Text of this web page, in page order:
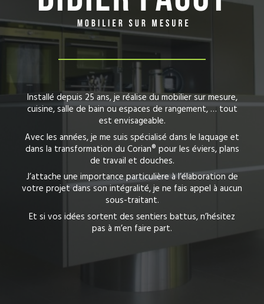
Installé depuis 25 ans, je réalise du mobilier sur mesure,
cuisine, salle de bain ou espaces de rangement, … tout
est envisageable.
Avec les années, je me suis spécialisé dans le laquage et
dans la transformation du Corian® pour les éviers, plans
de travail et douches.
J’attache une importance particulière à l’élaboration de
votre projet dans son intégralité, je ne fais appel à aucun
sous-traitant.
Et si vos idées sortent des sentiers battus, n’hésitez
pas à m’en faire part.